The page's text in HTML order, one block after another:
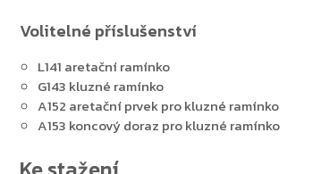
Volitelné příslušenství
L141 aretační ramínko
G143 kluzné ramínko
A152 aretační prvek pro kluzné ramínko
A153 koncový doraz pro kluzné ramínko